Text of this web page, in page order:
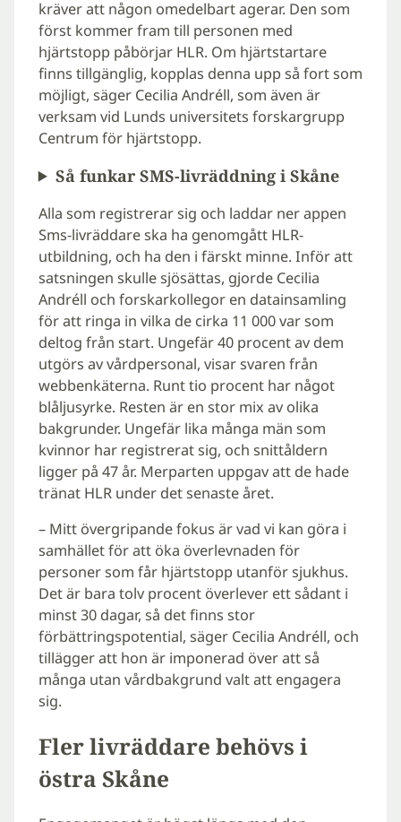
kräver att någon omedelbart agerar. Den som
först kommer fram till personen med
hjärtstopp påbörjar HLR. Om hjärtstartare
finns tillgänglig, kopplas denna upp så fort som
möjligt, säger Cecilia Andréll, som även är
verksam vid Lunds universitets forskargrupp
Centrum för hjärtstopp.
Så funkar SMS-livräddning i Skåne
Alla som registrerar sig och laddar ner appen
Sms-livräddare ska ha genomgått HLR-
utbildning, och ha den i färskt minne. Inför att
satsningen skulle sjösättas, gjorde Cecilia
Andréll och forskarkollegor en datainsamling
för att ringa in vilka de cirka 11 000 var som
deltog från start. Ungefär 40 procent av dem
utgörs av vårdpersonal, visar svaren från
webbenkäterna. Runt tio procent har något
blåljusyrke. Resten är en stor mix av olika
bakgrunder. Ungefär lika många män som
kvinnor har registrerat sig, och snittåldern
ligger på 47 år. Merparten uppgav att de hade
tränat HLR under det senaste året.
– Mitt övergripande fokus är vad vi kan göra i
samhället för att öka överlevnaden för
personer som får hjärtstopp utanför sjukhus.
Det är bara tolv procent överlever ett sådant i
minst 30 dagar, så det finns stor
förbättringspotential, säger Cecilia Andréll, och
tillägger att hon är imponerad över att så
många utan vårdbakgrund valt att engagera
sig.
Fler livräddare behövs i
östra Skåne